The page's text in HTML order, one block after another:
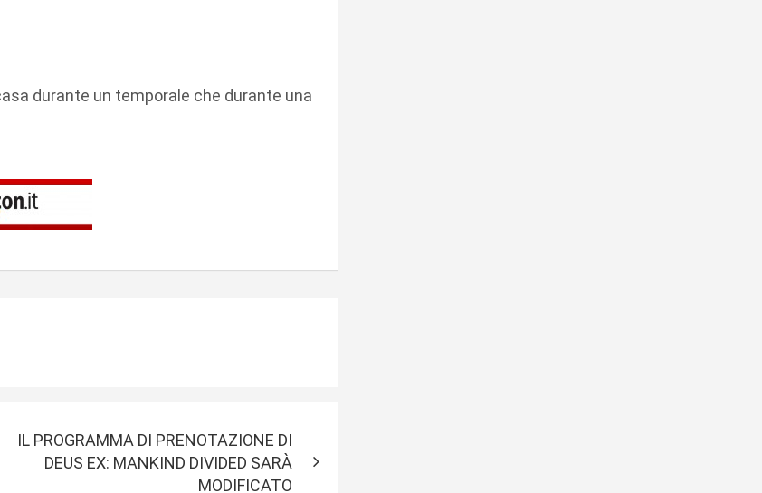
durante un temporale che durante una
IL PROGRAMMA DI PRENOTAZIONE DI
DEUS EX: MANKIND DIVIDED SARÀ
MODIFICATO